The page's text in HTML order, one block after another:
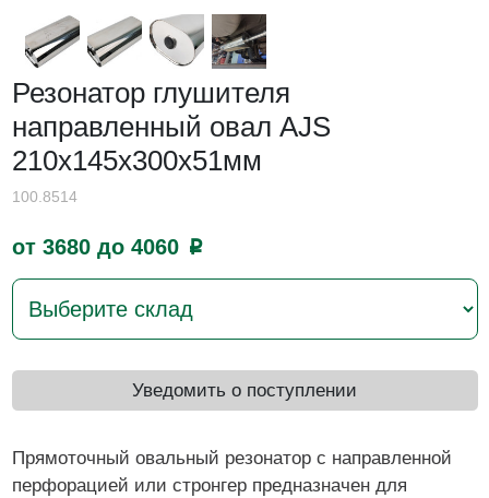
Резонатор глушителя
направленный овал AJS
210x145x300x51мм
100.8514
от 3680 до 4060 p
Уведомить о поступлении
Прямоточный овальный резонатор с направленной
перфорацией или стронгер предназначен для